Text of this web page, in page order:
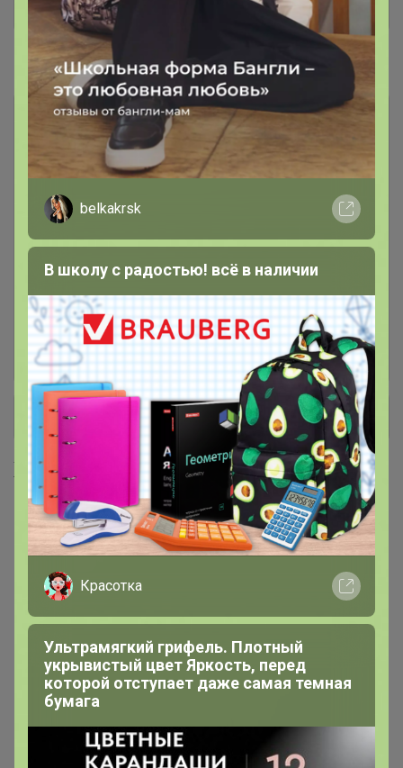
#Аксессуары
Бабочки
Галстуки 154
Запонки и зажимы 62
Карманные платки 6
Платки шейные 31
+ Ещё 15 каталогов
Хиты продаж
Скидка Скидка
680р
belkakrsk
В школу с радостью! всё в наличии
Красотка
Ультрамягкий грифель. Плотный
укрывистый цвет Яркость, перед
которой отступает даже самая темная
бумага